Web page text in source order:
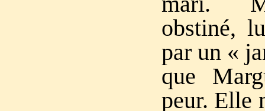
obstiné,
par un «
que
peur. Elle